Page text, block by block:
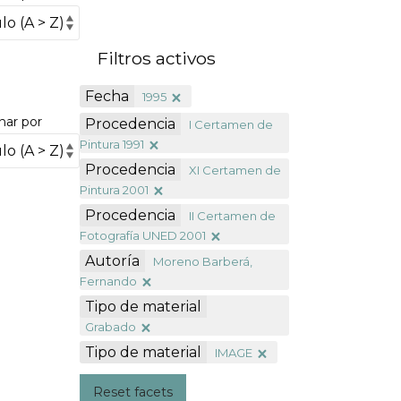
por
Filtros activos
Fecha 1995
Procedencia
I Certamen de
Pintura 1991
Procedencia
XI Certamen de
Pintura 2001
Procedencia
II Certamen de
Fotografía UNED 2001
Autoría
Moreno Barberá,
Fernando
Tipo de material
Grabado
Tipo de material IMAGE
Reset facets